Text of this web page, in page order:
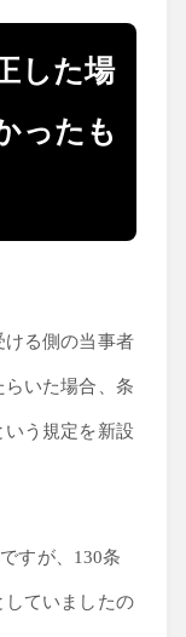
した場
ったも
る側の当事者
いた場合、条
う規定を新設
すが、130条
ていましたの